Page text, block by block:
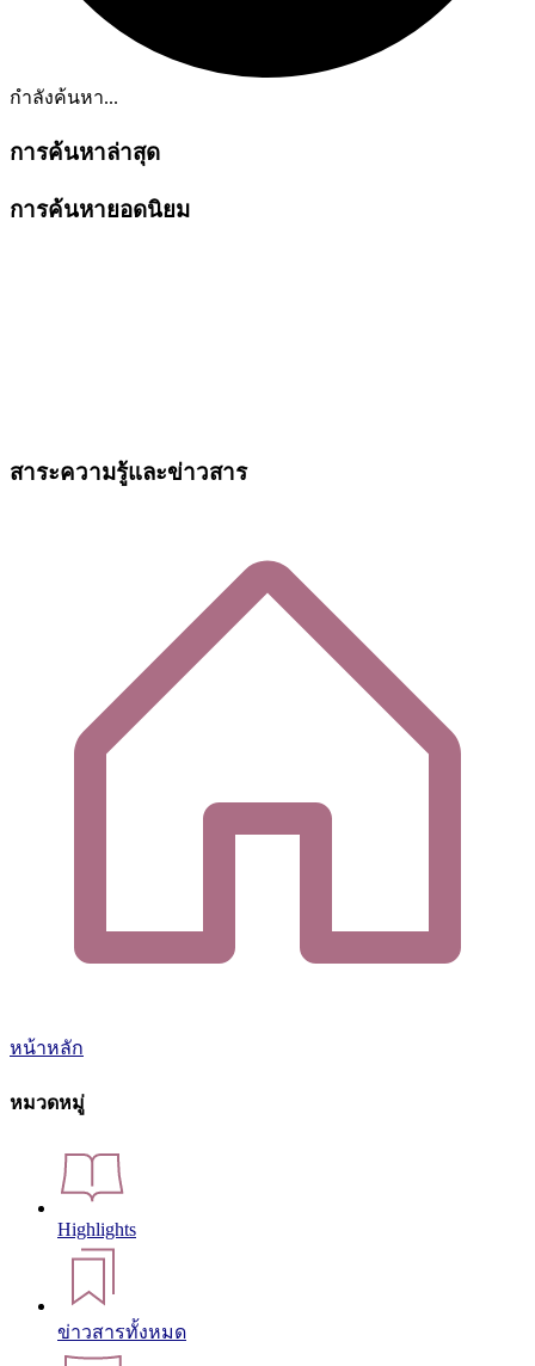
กำลังค้นหา...
การค้นหาล่าสุด
การค้นหายอดนิยม
สาระความรู้และข่าวสาร
หน้าหลัก
หมวดหมู่
Highlights
ข่าวสารทั้งหมด